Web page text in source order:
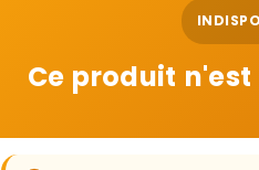
Ce produit